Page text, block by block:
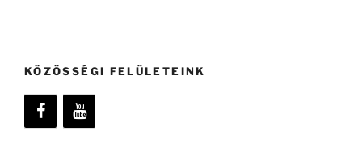
KÖZÖSSÉGI FELÜLETEINK